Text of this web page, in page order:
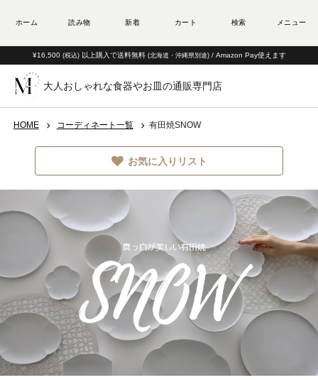
¥16,500 (税込) 以上購入で送料無料 (北海道・沖縄県別途) / Amazon Pay使えます
大人おしゃれな食器やお皿の通販専門店
HOME コーディネート一覧 有田焼SNOW
お気に入りリスト